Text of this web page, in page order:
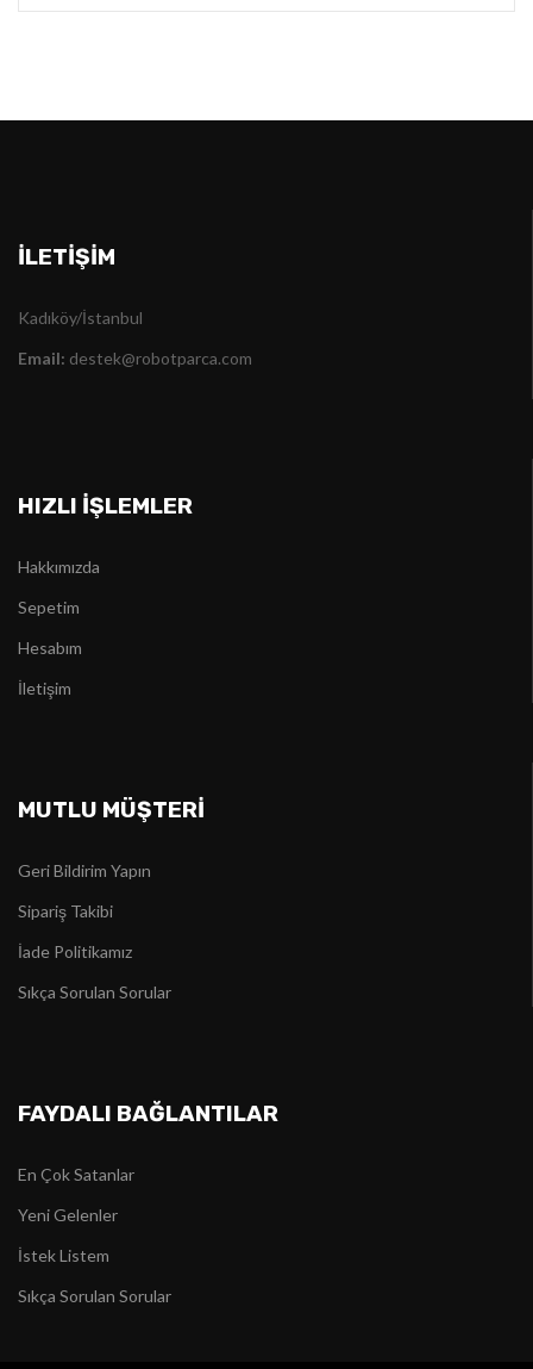
İLETIŞIM
Kadıköy/İstanbul
Email: destek@robotparca.com
HIZLI İŞLEMLER
Hakkımızda
Sepetim
Hesabım
İletişim
MUTLU MÜŞTERİ
Geri Bildirim Yapın
Sipariş Takibi
İade Politikamız
Sıkça Sorulan Sorular
FAYDALI BAĞLANTILAR
En Çok Satanlar
Yeni Gelenler
İstek Listem
Sıkça Sorulan Sorular